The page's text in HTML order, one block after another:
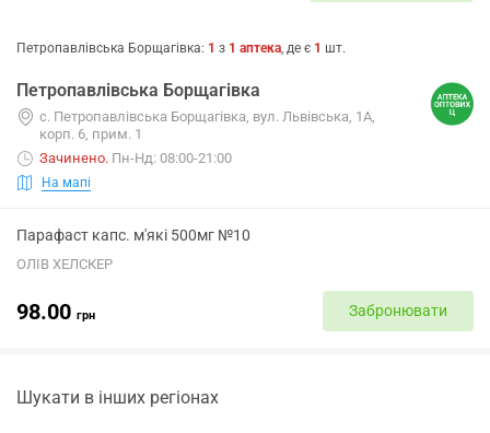
Петропавлівська Борщагівка: 1 з 1 аптека, де є 1 шт.
Петропавлівська Борщагівка
с. Петропавлівська Борщагівка, вул. Львівська, 1А,
корп. 6, прим. 1
Зачинено. Пн-Нд: 08:00-21:00
На мапі
Парафаст капс. м'які 500мг №10
ОЛІВ ХЕЛСКЕР
98.00 грн Забронювати
Шукати в інших регіонах